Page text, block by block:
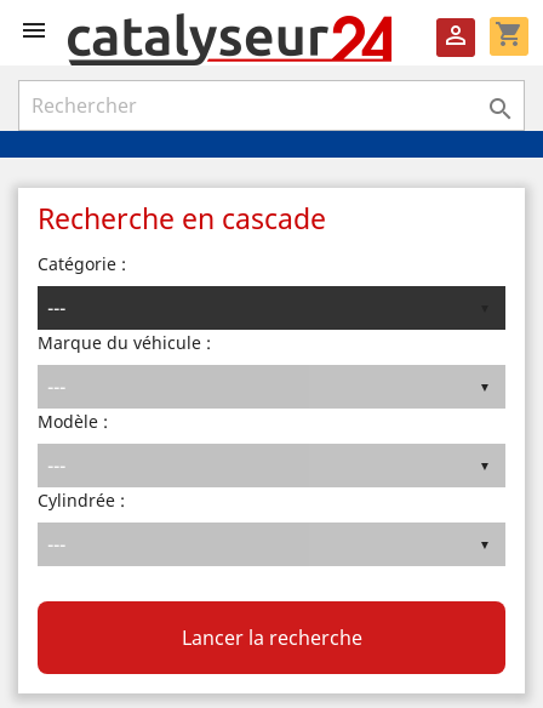
 shopping_cart


Recherche en cascade
Catégorie :
Marque du véhicule :
Modèle :
Cylindrée :
Lancer la recherche